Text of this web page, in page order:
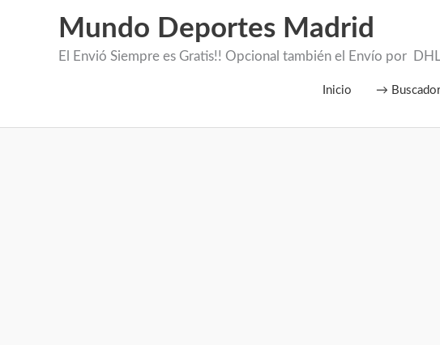
Mundo Deportes Madrid
El Envió Siempre es Gratis!! Opcional también el Envío por
Inicio →